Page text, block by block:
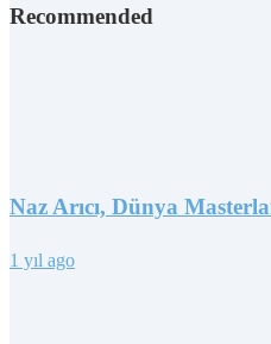
Recommended
Naz Arıcı, Dünya
1 yıl ago